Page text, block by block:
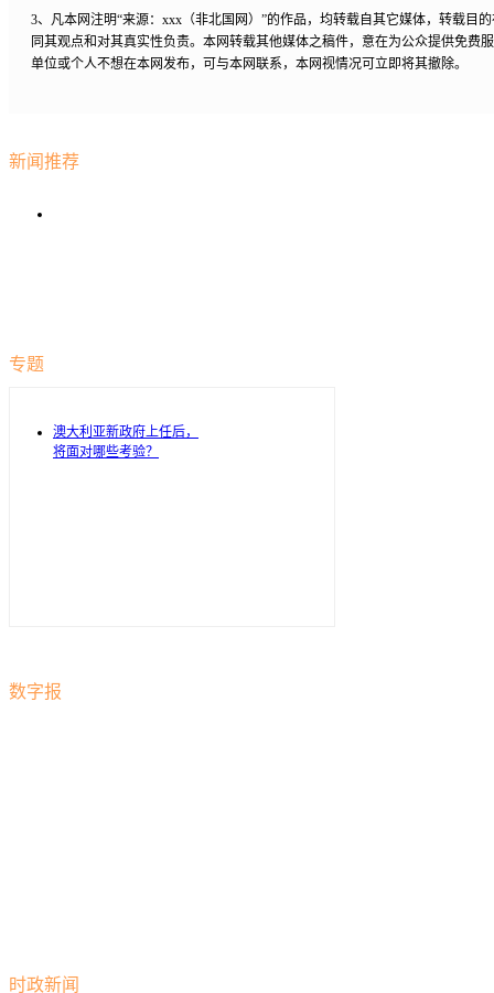
3、凡本网注明“来源：xxx（非北国网）”的作品，均转载自其它媒体，转载目
同其观点和对其真实性负责。本网转载其他媒体之稿件，意在为公众提供免费
单位或个人不想在本网发布，可与本网联系，本网视情况可立即将其撤除。
新闻推荐
澳大利亚新政府上任后，
将面对哪些考验？
专题
数字报
时政新闻